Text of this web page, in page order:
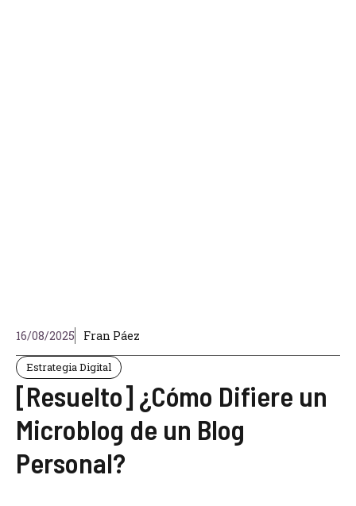
16/08/2025 Fran Páez
Estrategia Digital
[Resuelto] ¿Cómo Difiere un
Microblog de un Blog
Personal?